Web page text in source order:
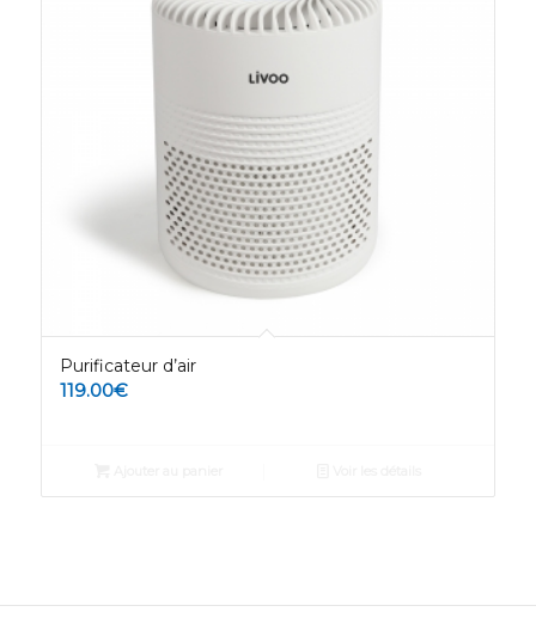
Purificateur d’air
119.00€